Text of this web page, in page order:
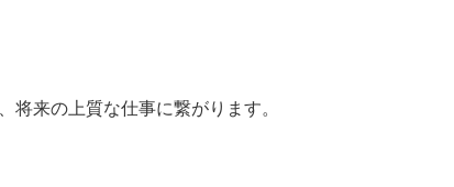
将来の上質な仕事に繋がります。